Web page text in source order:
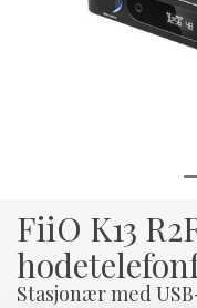
FiiO K13
Stasjonær med